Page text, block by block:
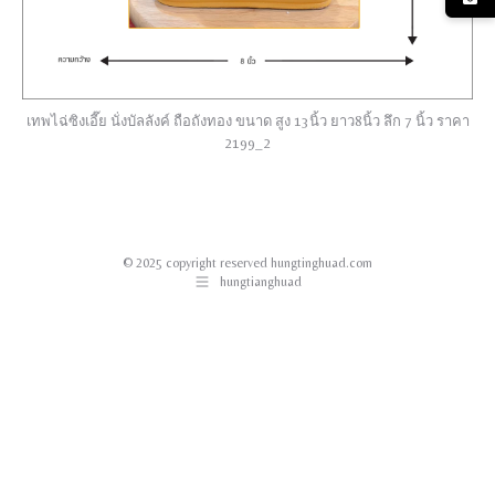
เทพไฉ่ซิงเอี๊ย นั่งบัลลังค์ ถือถังทอง ขนาด สูง 13นิ้ว ยาว8นิ้ว ลึก 7 นิ้ว ราคา
2199_2
© 2025 copyright reserved hungtinghuad.com
hungtianghuad